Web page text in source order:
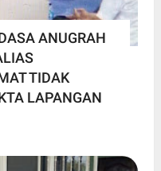
ANUGRAH
TIDAK
LAPANGAN